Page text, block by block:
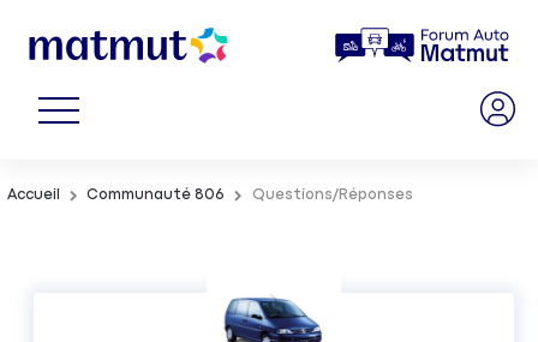
Accueil Communauté 806 Questions/Réponses